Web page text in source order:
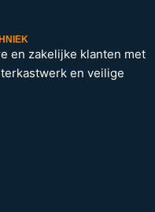
en zakelijke klanten met
en veilige